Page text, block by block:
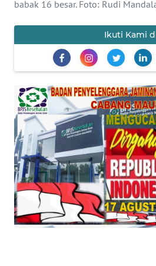
babak 16 besar. Foto: Rudi
Ikuti Kami
DISCLAIMER
Wahana
News
Regional
WN
SUMUT
WN
JAKARTA
WN
JABAR